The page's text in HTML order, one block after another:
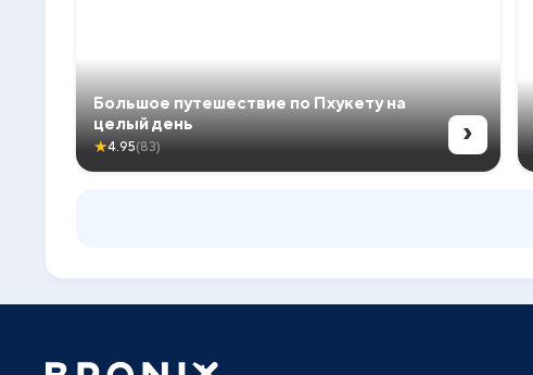
Большое путешествие по Пхукету на
целый день
★4.95(83) ›